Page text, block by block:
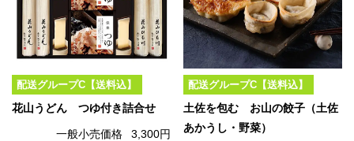
配送グループC【送料込】
花山うどん つゆ付き詰合せ
一般小売価格 3,300円
配送グループC【送料込】
土佐を包む お山の餃子（土佐
あかうし・野菜）